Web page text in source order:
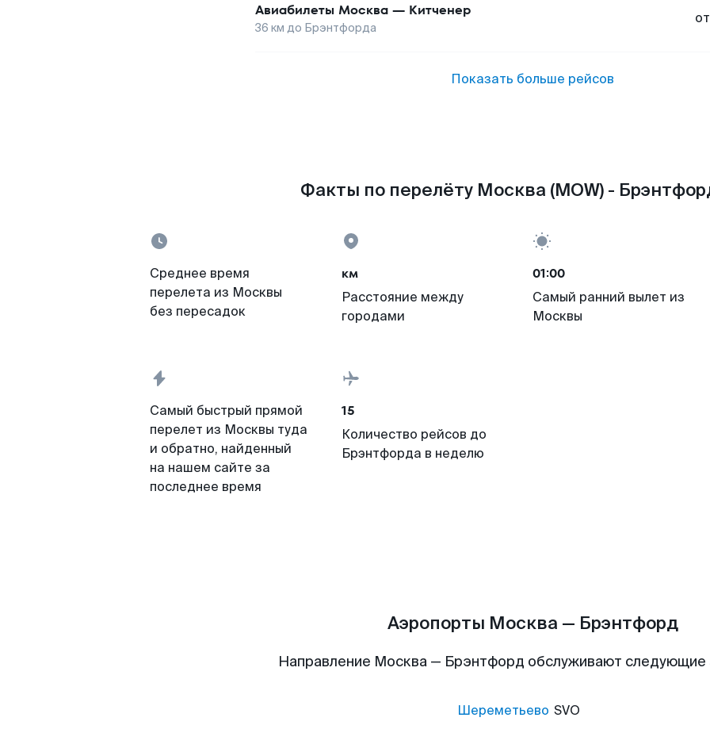
Авиабилеты Москва — Китченер
36 км до Брэнтфорда
от
Показать больше рейсов
Факты по перелёту Москва (MOW) -
Среднее время
перелета из Москвы
без пересадок
км
Расстояние между
городами
01:00
Самый ранний вылет из
Москвы
Самый быстрый прямой
перелет из Москвы туда
и обратно, найденный
на нашем сайте за
последнее время
15
Количество рейсов до
Брэнтфорда в неделю
Аэропорты Москва — Брэнтфорд
Направление Москва — Брэнтфорд обслуживают следующие
Шереметьево SVO